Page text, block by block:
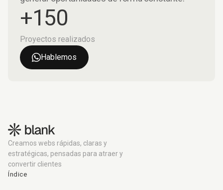
+150
Proyectos realizados
Hablemos
Creamos webs rápidas, claras y
estratégicas, pensadas para atraer y
convertir clientes
Índice